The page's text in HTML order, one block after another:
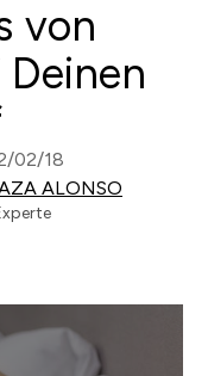
von
02/18
ALONSO